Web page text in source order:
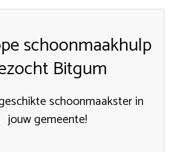
schoonmaakhulp
Bitgum
schoonmaakster in
jouw gemeente!